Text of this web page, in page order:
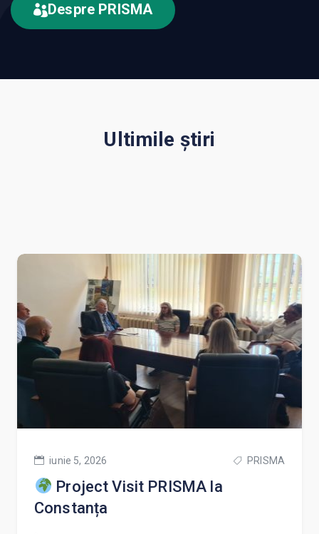
Despre PRISMA
Ultimile știri
iunie 5, 2026 PRISMA
Project Visit PRISMA la
Constanța